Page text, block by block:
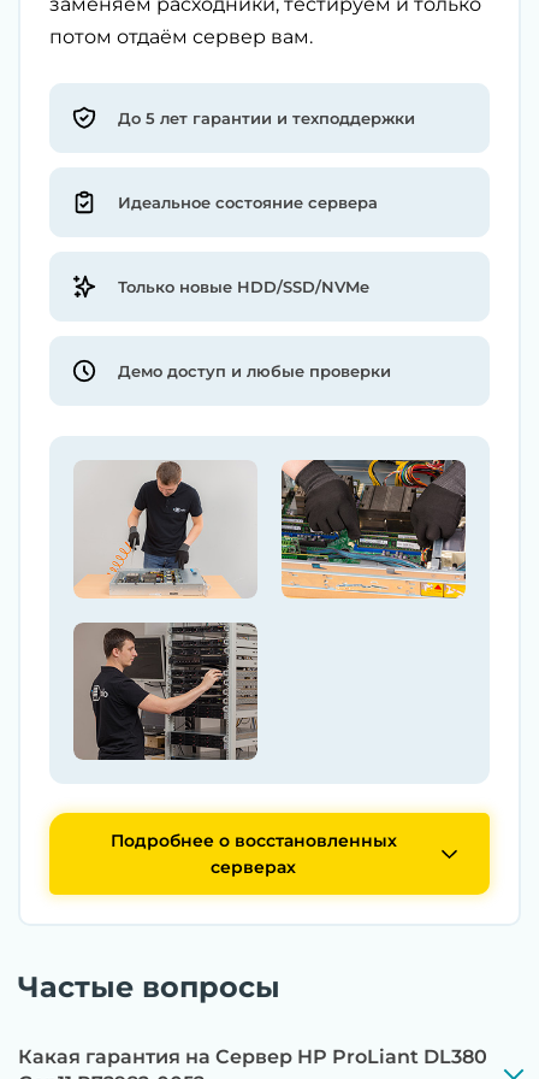
потом отдаём сервер вам.
До 5 лет гарантии и техподдержки
Идеальное состояние сервера
Только новые HDD/SSD/NVMe
Демо доступ и любые проверки
Подробнее о восстановленных
серверах
Частые вопросы
Какая гарантия на Сервер HP ProLiant DL380